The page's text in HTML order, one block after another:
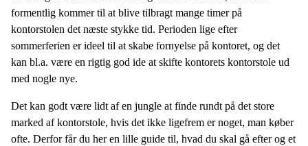
formentlig kommer til at blive tilbragt mange timer på
kontorstolen det næste stykke tid. Perioden lige efter
sommerferien er ideel til at skabe fornyelse på kontoret, og det
kan bl.a. være en rigtig god ide at skifte kontorets kontorstole ud
med nogle nye.
Det kan godt være lidt af en jungle at finde rundt på det store
marked af kontorstole, hvis det ikke ligefrem er noget, man køber
ofte. Derfor får du her en lille guide til, hvad du skal gå efter og et